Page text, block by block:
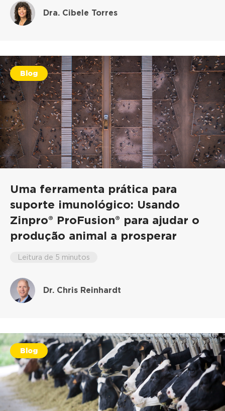
Dra. Cibele Torres
Blog
Uma ferramenta prática para
suporte imunológico: Usando
Zinpro® ProFusion® para ajudar o
produção animal a prosperar
Leitura de 5 minutos
Dr. Chris Reinhardt
Blog